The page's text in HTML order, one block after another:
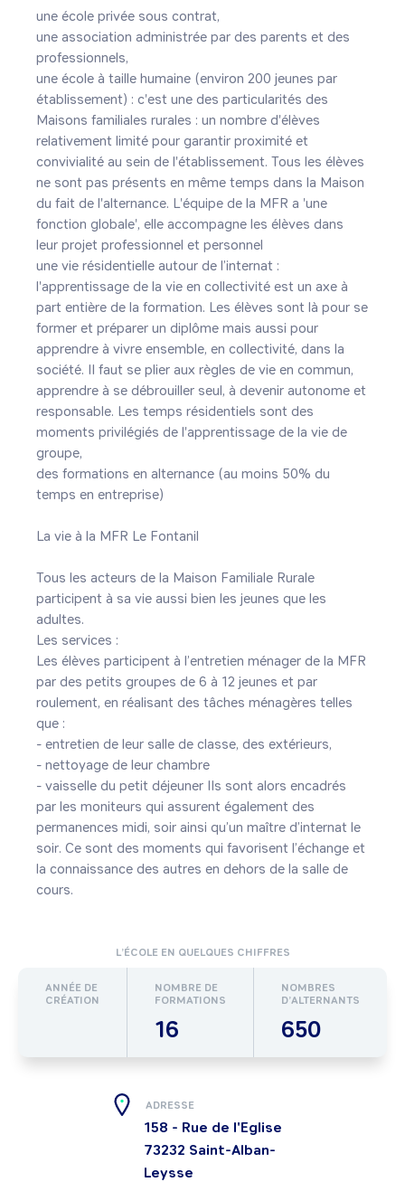
une école privée sous contrat,
une association administrée par des parents et des
professionnels,
une école à taille humaine (environ 200 jeunes par
établissement) : c'est une des particularités des
Maisons familiales rurales : un nombre d'élèves
relativement limité pour garantir proximité et
convivialité au sein de l'établissement. Tous les élèves
ne sont pas présents en même temps dans la Maison
du fait de l'alternance. L'équipe de la MFR a 'une
fonction globale', elle accompagne les élèves dans
leur projet professionnel et personnel
une vie résidentielle autour de l’internat :
l'apprentissage de la vie en collectivité est un axe à
part entière de la formation. Les élèves sont là pour se
former et préparer un diplôme mais aussi pour
apprendre à vivre ensemble, en collectivité, dans la
société. Il faut se plier aux règles de vie en commun,
apprendre à se débrouiller seul, à devenir autonome et
responsable. Les temps résidentiels sont des
moments privilégiés de l'apprentissage de la vie de
groupe,
des formations en alternance (au moins 50% du
temps en entreprise)
La vie à la MFR Le Fontanil
Tous les acteurs de la Maison Familiale Rurale
participent à sa vie aussi bien les jeunes que les
adultes.
Les services :
Les élèves participent à l’entretien ménager de la MFR
par des petits groupes de 6 à 12 jeunes et par
roulement, en réalisant des tâches ménagères telles
que :
- entretien de leur salle de classe, des extérieurs,
- nettoyage de leur chambre
- vaisselle du petit déjeuner Ils sont alors encadrés
par les moniteurs qui assurent également des
permanences midi, soir ainsi qu’un maître d’internat le
soir. Ce sont des moments qui favorisent l’échange et
la connaissance des autres en dehors de la salle de
cours.
L’ÉCOLE EN QUELQUES CHIFFRES
ANNÉE DE
CRÉATION
NOMBRE DE
FORMATIONS
16
NOMBRES
D’ALTERNANTS
650
ADRESSE
158 - Rue de l'Eglise
73232 Saint-Alban-
Leysse